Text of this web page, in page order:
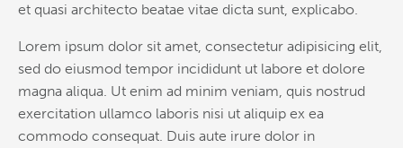
et quasi architecto beatae vitae dicta sunt, explicabo.
Lorem ipsum dolor sit amet, consectetur adipisicing elit,
sed do eiusmod tempor incididunt ut labore et dolore
magna aliqua. Ut enim ad minim veniam, quis nostrud
exercitation ullamco laboris nisi ut aliquip ex ea
commodo consequat. Duis aute irure dolor in